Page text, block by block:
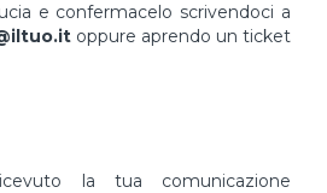
e confermacelo scrivendoci a
oppure aprendo un ticket
la tua comunicazione